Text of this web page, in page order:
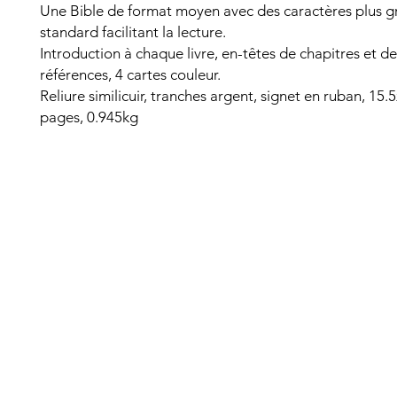
Une Bible de format moyen avec des caractères plus
standard facilitant la lecture.
Introduction à chaque livre, en-têtes de chapitres et
références, 4 cartes couleur.
Reliure similicuir, tranches argent, signet en ruban,
pages, 0.945kg